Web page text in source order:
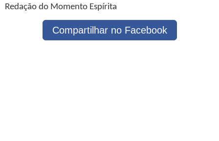
Redação do Momento Espírita
Compartilhar no Facebook